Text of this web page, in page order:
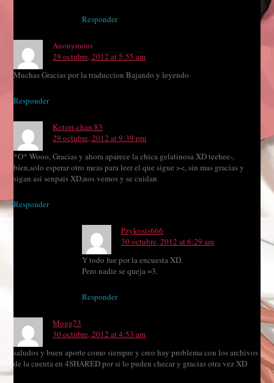
Responder
Anonymous
29 octubre, 2012 at 5:55 am
Muchas Gracias por la traduccion Bajando y leyendo
Responder
Kotori-chan 83
29 octubre, 2012 at 9:39 pm
*O* Wooo, Gracias y ahora aparece la chica gelatinosa XD teehee-,
bien,solo esperar otro meas para leer el que sigue ><, sin mas gracias y
sigan así senpais XD,nos vemos y se cuidan
Responder
Pzykosis666
30 octubre, 2012 at 6:29 am
Y todo fue por la encuesta XD.
Pero nadie se queja =3.
Responder
Mogg73
30 octubre, 2012 at 4:53 am
saludos y buen aporte como siempre y creo hay problema con los archivos
de la cuenta en 4SHARED por si lo puden checar y gracias otra vez XD